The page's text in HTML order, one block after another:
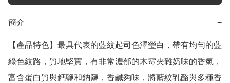
簡介 −
【產品特色】最具代表的藍紋起司色澤瑩白，帶有均勻的藍
綠色紋路，質地堅實，有非常濃郁的木霉夾雜奶味的香氣，
富含蛋白質與鈣鹽和鈉鹽，香鹹夠味，將藍紋乳酪與多種香